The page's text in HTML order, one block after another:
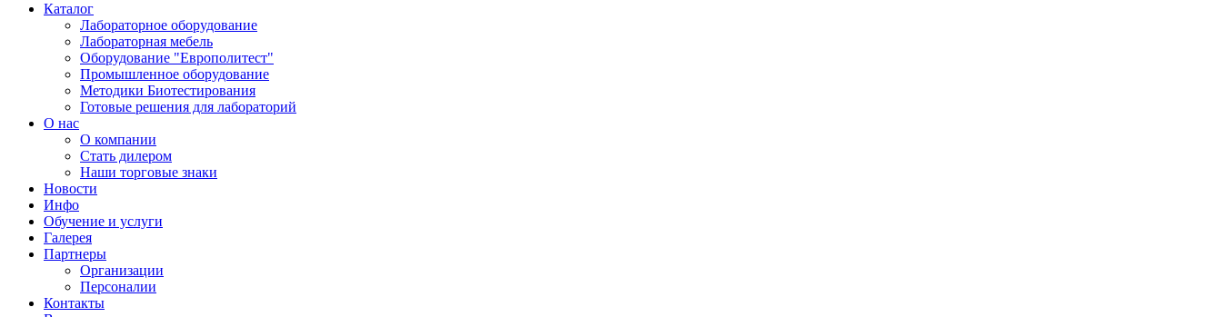
Каталог
Лабораторное оборудование
Лабораторная мебель
Оборудование "Европолитест"
Промышленное оборудование
Методики Биотестирования
Готовые решения для лабораторий
О нас
О компании
Стать дилером
Наши торговые знаки
Новости
Инфо
Обучение и услуги
Галерея
Партнеры
Организации
Персоналии
Контакты